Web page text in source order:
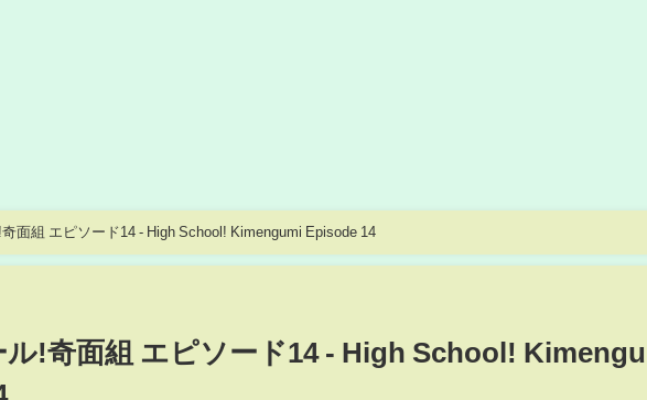
面組 エピソード14 - High School! Kimengumi Episode 14
ル!奇面組 エピソード14 - High School!